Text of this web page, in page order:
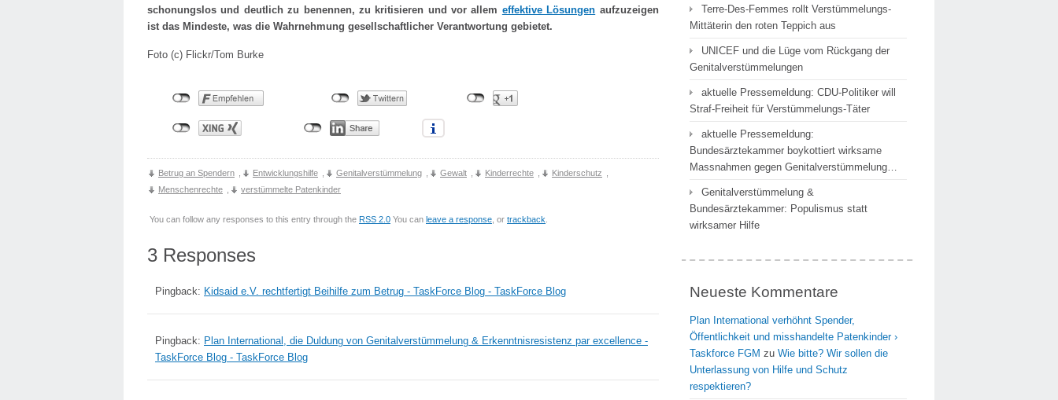
schonungslos und deutlich zu benennen, zu kritisieren und vor allem effektive Lösungen aufzuzeigen
ist das Mindeste, was die Wahrnehmung gesellschaftlicher Verantwortung gebietet.
Foto (c) Flickr/Tom Burke
Betrug an Spendern Entwicklungshilfe Genitalverstümmelung Gewalt Kinderrechte Kinderschutz
Menschenrechte
verstümmelte Patenkinder
You can follow any responses to this entry through the RSS 2.0 You can leave a response , or trackback
3 Responses
Pingback: Kidsaid e.V. rechtfertigt Beihilfe zum Betrug - TaskForce Blog - TaskForce Blog
Pingback: Plan International, die Duldung von Genitalverstümmelung & Erkenntnisresistenz par excellence -
TaskForce Blog - TaskForce Blog
Terre-Des-Femmes rollt Verstümmelungs-
Mittäterin den roten Teppich aus
UNICEF und die Lüge vom Rückgang der
Genitalverstümmelungen
aktuelle Pressemeldung: CDU-Politiker will
Straf-Freiheit für Verstümmelungs-Täter
aktuelle Pressemeldung:
Bundesärztekammer boykottiert wirksame
Massnahmen gegen Genitalverstümmelung…
Genitalverstümmelung &
Bundesärztekammer: Populismus statt
wirksamer Hilfe
Neueste Kommentare
Plan International verhöhnt Spender,
Öffentlichkeit und misshandelte Patenkinder ›
Taskforce FGM zu Wie bitte? Wir sollen die
Unterlassung von Hilfe und Schutz
respektieren?